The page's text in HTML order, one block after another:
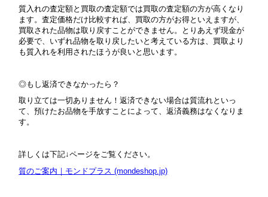
質入れの査定額と買取の査定額では買取の査定額の方が高くなり
ます。査定価格だけ比較すれば、買取の方がお得といえますが、
買取された品物は取り戻すことができません。とりあえず現金が
必要で、いずれ品物を取り戻したいと考えている方は、買取より
も質入れを利用されたほうが良いと思います。
◎もし返済できなかったら？
取り立ては一切ありません！返済できない場合は質流れといっ
て、預けたお品物を手放すことによって、返済義務はなくなりま
す。
詳しくは下記↓ページをご覧ください。
質のご案内｜モンドプラス (mondeshop.jp)